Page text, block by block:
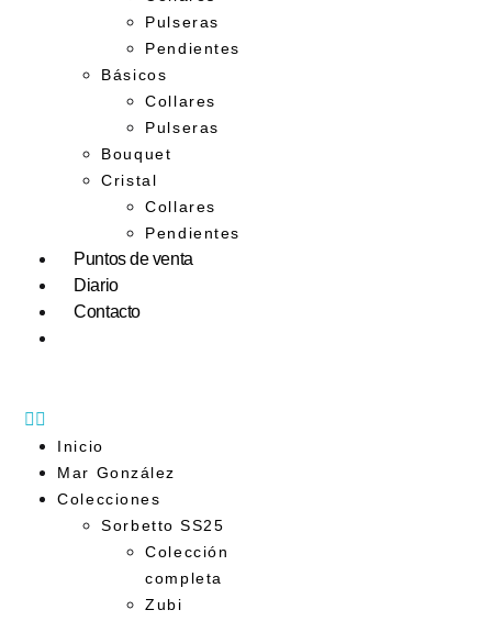
Pulseras
Pendientes
Básicos
Collares
Pulseras
Bouquet
Cristal
Collares
Pendientes
Puntos de venta
Diario
Contacto
Inicio
Mar González
Colecciones
Sorbetto SS25
Colección
completa
Zubi